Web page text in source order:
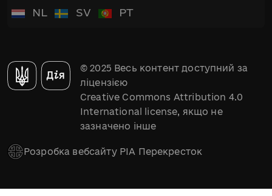
NL SV PT
© 2025 Весь контент доступний за
ліцензією
Creative Commons Attribution 4.0
International license, якщо не
зазначено інше
Розробка вебсайту РІА Перекресток